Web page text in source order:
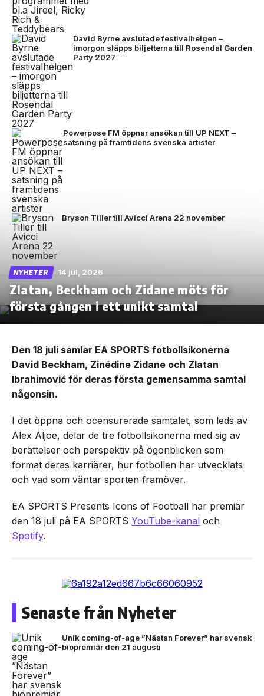
David Byrne avslutade festivalhelgen –
imorgon släpps biljetterna till Rosendal Garden
Party 2027
Powerpose FM öppnar ansökan till UP NEXT –
satsning på framtidens svenska artister
Bryson Tiller till Avicci Arena 22 november
NYHETER 14 jul, 2026
Zlatan, Beckham och Zidane möts för
första gången i ett unikt samtal
Den 18 juli samlar EA SPORTS fotbollsikonerna
David Beckham, Zinédine Zidane och Zlatan
Ibrahimović för deras första gemensamma samtal
någonsin.
I det öppna och ocensurerade samtalet, som leds av
Alex Aljoe, delar de tre fotbollsikonerna med sig av
berättelser och perspektiv på ögonblicken som
format deras karriärer, hur fotbollen har utvecklats
och vad som väntar sporten framöver.
EA SPORTS Presents Icons of Football har premiär
den 18 juli på EA SPORTS YouTube-kanal och
Spotify.
Senaste från Nyheter
Unik coming-of-age ”Nästan Forever” har svensk
biopremiär den 21 augusti